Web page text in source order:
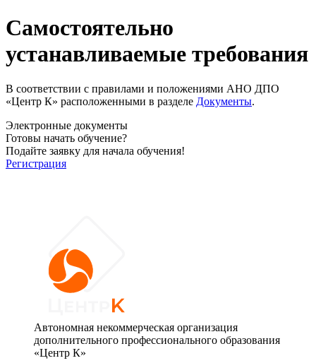
Самостоятельно
устанавливаемые требования
В соответствии с правилами и положениями АНО ДПО
«Центр К» расположенными в разделе Документы.
Электронные документы
Готовы начать обучение?
Подайте заявку для начала обучения!
Регистрация
Автономная некоммерческая организация
дополнительного профессионального образования
«Центр К»